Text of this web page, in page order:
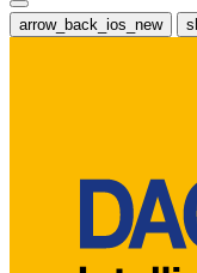
arrow_back_ios_new